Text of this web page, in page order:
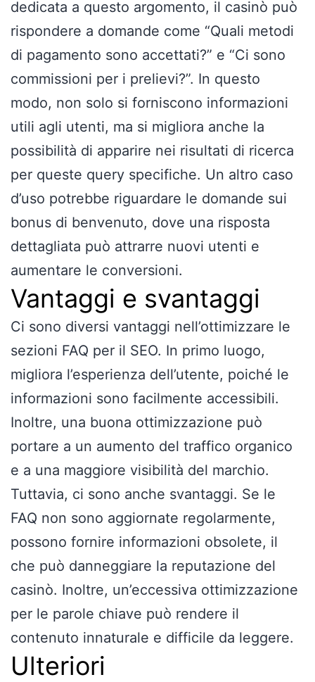
dedicata a questo argomento, il casinò può
rispondere a domande come “Quali metodi
di pagamento sono accettati?” e “Ci sono
commissioni per i prelievi?”. In questo
modo, non solo si forniscono informazioni
utili agli utenti, ma si migliora anche la
possibilità di apparire nei risultati di ricerca
per queste query specifiche. Un altro caso
d’uso potrebbe riguardare le domande sui
bonus di benvenuto, dove una risposta
dettagliata può attrarre nuovi utenti e
aumentare le conversioni.
Vantaggi e svantaggi
Ci sono diversi vantaggi nell’ottimizzare le
sezioni FAQ per il SEO. In primo luogo,
migliora l’esperienza dell’utente, poiché le
informazioni sono facilmente accessibili.
Inoltre, una buona ottimizzazione può
portare a un aumento del traffico organico
e a una maggiore visibilità del marchio.
Tuttavia, ci sono anche svantaggi. Se le
FAQ non sono aggiornate regolarmente,
possono fornire informazioni obsolete, il
che può danneggiare la reputazione del
casinò. Inoltre, un’eccessiva ottimizzazione
per le parole chiave può rendere il
contenuto innaturale e difficile da leggere.
Ulteriori